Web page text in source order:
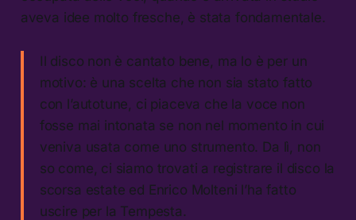
aveva idee molto fresche, è stata fondamentale.
Il disco non è cantato bene, ma lo è per un
motivo: è una scelta che non sia stato fatto
con l’autotune, ci piaceva che la voce non
fosse mai intonata se non nel momento in cui
veniva usata come uno strumento. Da lì, non
so come, ci siamo trovati a registrare il disco la
scorsa estate ed Enrico Molteni l’ha fatto
uscire per la Tempesta.